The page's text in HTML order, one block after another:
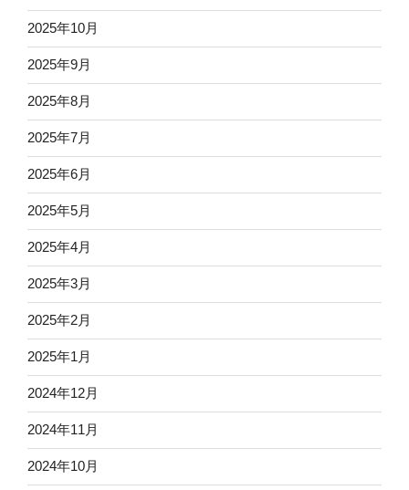
2025年10月
2025年9月
2025年8月
2025年7月
2025年6月
2025年5月
2025年4月
2025年3月
2025年2月
2025年1月
2024年12月
2024年11月
2024年10月